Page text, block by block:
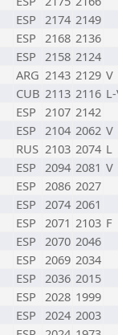
ESP 2174 2149
ESP 2168 2136
ESP 2158 2124
ARG 2143 2129 V
CUB 2113 2116
ESP 2107 2142
ESP 2104 2062 V
RUS 2103 2074 L
ESP 2094 2081 V
ESP 2086 2027
ESP 2074 2061
ESP 2071 2103 F
ESP 2070 2046
ESP 2069 2034
ESP 2036 2015
ESP 2028 1999
ESP 2024 2003